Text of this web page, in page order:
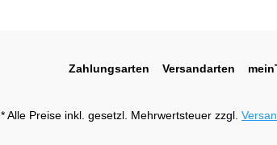
Zahlungsarten Versandarten
* Alle Preise inkl. gesetzl. Mehrwertsteuer zzgl.